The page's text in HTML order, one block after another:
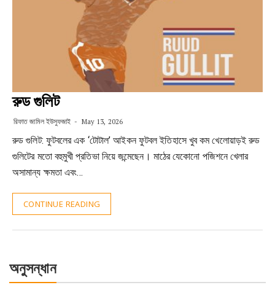
রুড গুলিট
রিফাত জামিল ইউসুফজাই May 13, 2026
রুড গুলিট: ফুটবলের এক ‘টোটাল’ আইকন ফুটবল ইতিহাসে খুব কম খেলোয়াড়ই রুড
গুলিটের মতো বহুমুখী প্রতিভা নিয়ে জন্মেছেন। মাঠের যেকোনো পজিশনে খেলার
অসামান্য ক্ষমতা এবং…
CONTINUE READING
অনুসন্ধান